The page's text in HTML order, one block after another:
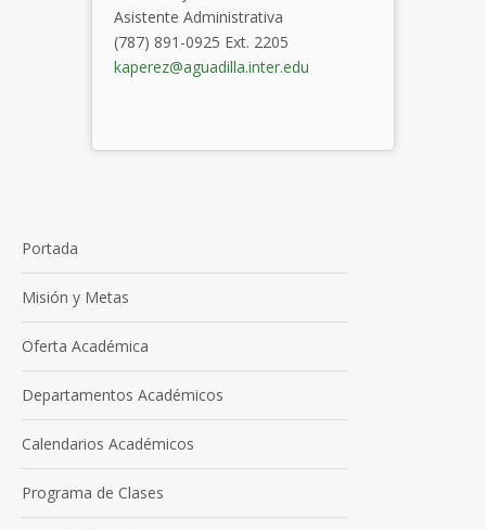
Asistente Administrativa
(787) 891-0925 Ext. 2205
kaperez@aguadilla.inter.edu
Portada
Misión y Metas
Oferta Académica
Departamentos Académicos
Calendarios Académicos
Programa de Clases